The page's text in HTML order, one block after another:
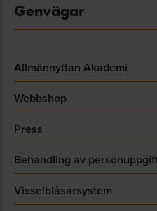
Genvägar
Allmännyttan Akademi
Webbshop
Press
Behandling av
Visselblåsarsystem